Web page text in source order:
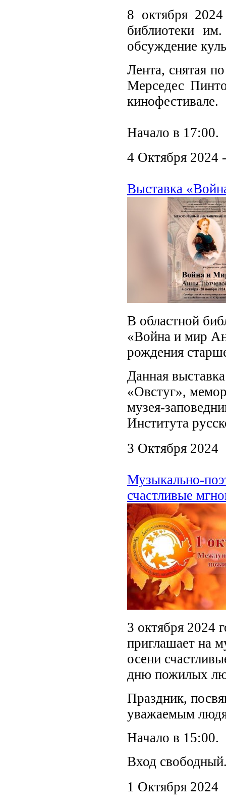
8 октября
библиотеки
обсуждение
Лента, снятая
Мерседес
кинофестивале.
Начало в 17:00.
4 Октября 2024
Выставка
В областной
«Война и мир
рождения
Данная
«Овстуг»,
музея-
Института
3 Октября 2024
Музыкально-
счастливые
3 октября 2024
приглашает на
осени
дню пожилых
Праздник,
уважаемым
Начало в 15:00.
Вход
1 Октября 2024